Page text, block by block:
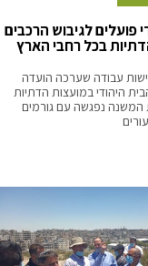
פועלים לגיבוש הרכבים
בכל רחבי הארץ
עבודה שערכה הועדה
היהודי במועצות הדתיות
המשנה נפגשה עם גורמים